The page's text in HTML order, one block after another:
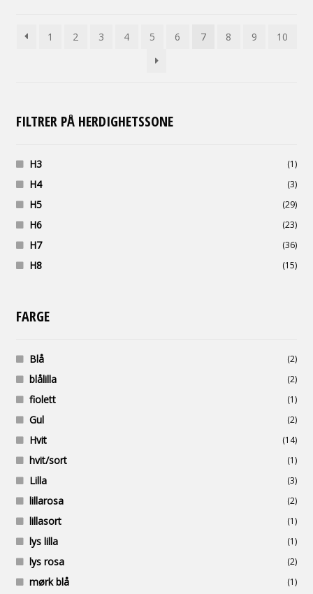
1 2 3 4 5 6 7 8 9 10
FILTRER PÅ HERDIGHETSSONE
H3 (1)
H4 (3)
H5 (29)
H6 (23)
H7 (36)
H8 (15)
FARGE
Blå (2)
blålilla (2)
fiolett (1)
Gul (2)
Hvit (14)
hvit/sort (1)
Lilla (3)
lillarosa (2)
lillasort (1)
lys lilla (1)
lys rosa (2)
mørk blå (1)